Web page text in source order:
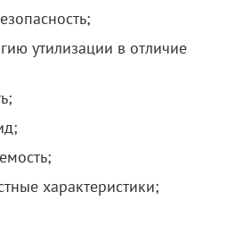
утилизации в отличие
характеристики;